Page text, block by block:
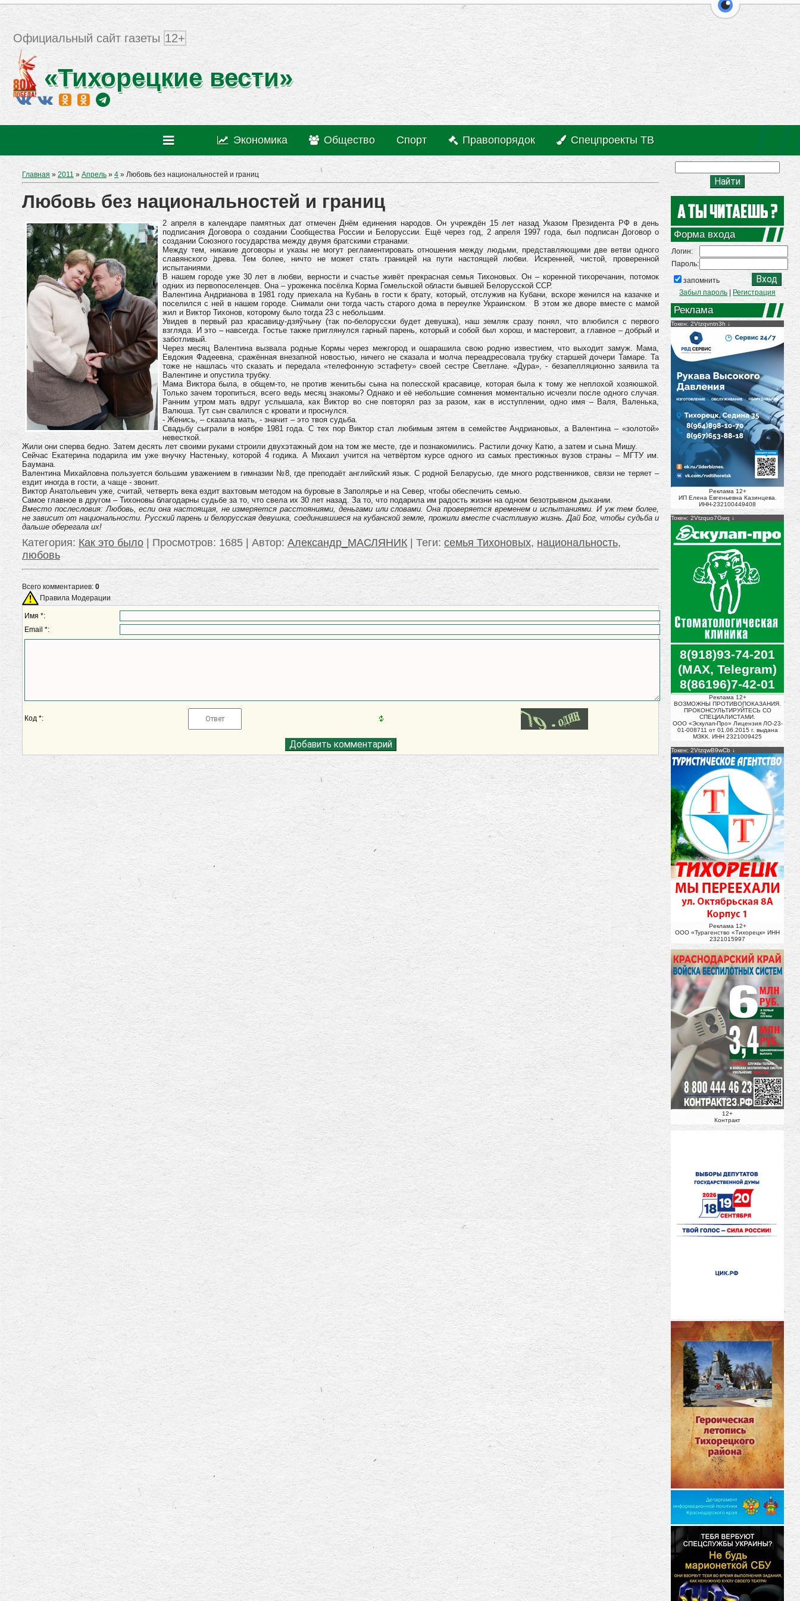
перейти на
Официальный сайт газеты 12+
«Тихорецкие вести»
Экономика Общество Спорт Правопорядок Спецпроекты ТВ
Главная »2011 » Апрель » 4 » Любовь без национальностей и границ
Любовь без национальностей и границ
2 апреля в календаре памятных дат отмечен Днём единения народов. Он учреждён 15 лет назад Указом Президента РФ в день
подписания Договора о создании Сообщества России и Белоруссии. Ещё через год, 2 апреля 1997 года, был подписан Договор о
создании Союзного государства между двумя братскими странами.
Между тем, никакие договоры и указы не могут регламентировать отношения между людьми, представляющими две ветви одного
славянского древа. Тем более, ничто не может стать границей на пути настоящей любви. Искренней, чистой, проверенной
испытаниями.
В нашем городе уже 30 лет в любви, верности и счастье живёт прекрасная семья Тихоновых. Он – коренной тихоречанин, потомок
одних из первопоселенцев. Она – уроженка посёлка Корма Гомельской области бывшей Белорусской ССР.
Валентина Андрианова в 1981 году приехала на Кубань в гости к брату, который, отслужив на Кубани, вскоре женился на казачке и
поселился с ней в нашем городе. Снимали они тогда часть старого дома в переулке Украинском. В этом же дворе вместе с мамой
жил и Виктор Тихонов, которому было тогда 23 с небольшим.
Увидев в первый раз красавицу-дзяўчыну (так по-белорусски будет девушка), наш земляк сразу понял, что влюбился с первого
взгляда. И это – навсегда. Гостье также приглянулся гарный парень, который и собой был хорош, и мастеровит, а главное – добрый и
заботливый.
Через месяц Валентина вызвала родные Кормы через межгород и ошарашила свою родню известием, что выходит замуж. Мама,
Евдокия Фадеевна, сражённая внезапной новостью, ничего не сказала и молча переадресовала трубку старшей дочери Тамаре. Та
тоже не нашлась что сказать и передала «телефонную эстафету» своей сестре Светлане. «Дура», - безапелляционно заявила та
Валентине и опустила трубку.
Мама Виктора была, в общем-то, не против женитьбы сына на полесской красавице, которая была к тому же неплохой хозяюшкой.
Только зачем торопиться, всего ведь месяц знакомы? Однако и её небольшие сомнения моментально исчезли после одного случая.
Ранним утром мать вдруг услышала, как Виктор во сне повторял раз за разом, как в исступлении, одно имя – Валя, Валенька,
Валюша. Тут сын свалился с кровати и проснулся.
- Женись, – сказала мать, - значит – это твоя судьба.
Свадьбу сыграли в ноябре 1981 года. С тех пор Виктор стал любимым зятем в семействе Андриановых, а Валентина – «золотой»
невесткой.
Жили они сперва бедно. Затем десять лет своими руками строили двухэтажный дом на том же месте, где и познакомились. Растили дочку Катю, а затем и сына Мишу.
Сейчас Екатерина подарила им уже внучку Настеньку, которой 4 годика. А Михаил учится на четвёртом курсе одного из самых престижных вузов страны – МГТУ им.
Баумана.
Валентина Михайловна пользуется большим уважением в гимназии №8, где преподаёт английский язык. С родной Беларусью, где много родственников, связи не теряет –
ездит иногда в гости, а чаще - звонит.
Виктор Анатольевич уже, считай, четверть века ездит вахтовым методом на буровые в Заполярье и на Север, чтобы обеспечить семью.
Самое главное в другом – Тихоновы благодарны судьбе за то, что свела их 30 лет назад. За то, что подарила им радость жизни на одном безотрывном дыхании.
Вместо послесловия: Любовь, если она настоящая, не измеряется расстояниями, деньгами или словами. Она проверяется временем и испытаниями. И уж тем более,
не зависит от национальности. Русский парень и белорусская девушка, соединившиеся на кубанской земле, прожили вместе счастливую жизнь. Дай Бог, чтобы судьба и
дальше оберегала их!
Категория: Как это было Просмотров: 1685 | Автор: Александр_МАСЛЯНИК Теги: семья Тихоновых, национальность,
любовь
Всего комментариев: 0
Правила Модерации
Имя *:
Email *:
Код *:
Форма входа
Логин:
Пароль:
запомнить
Забыл пароль
Регистрация
Реклама
Токен: 2Vtzqvntn3h
Реклама 12+
ИП Елена Евгеньевна Казинцева.
ИНН-232100449408
Токен: 2Vtzquo7Gwq
8(918)93-74-201
(MAX, Telegram)
8(86196)7-42-01
Реклама 12+
ВОЗМОЖНЫ ПРОТИВОПОКАЗАНИЯ.
ПРОКОНСУЛЬТИРУЙТЕСЬ СО
СПЕЦИАЛИСТАМИ.
ООО «Эскулап-Про» Лицензия ЛО-23-
01-008711 от 01.06.2015 г. выдана
МЗКК. ИНН 2321009425
Токен: 2VtzqwB9wCb
Реклама 12+
ООО «Турагенство «Тихорецк» ИНН
2321015997
12+
Контракт